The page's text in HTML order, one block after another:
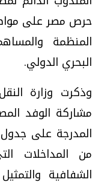
حرص مصر على
المنظمة
البحري الدولي.
وذكرت وزارة
مشاركة الوفد
المدرجة على
من المداخلات
الشفافية